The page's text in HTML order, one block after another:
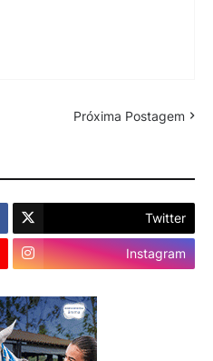
Próxima Postagem
Twitter
Instagram